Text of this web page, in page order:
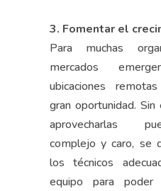
3. Fomentar el
Para muchas
mercados
ubicaciones
gran oportunidad.
aprovecharlas
complejo y caro, se
los técnicos
equipo para poder